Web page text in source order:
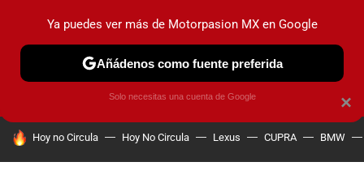
PRUEBAS INDUSTRIA HOY NO CIRCULA
HOY SE HABLA DE
Hoy no Circula Hoy No Circula Lexus CUPRA BMW
×
Ya puedes ver más de Motorpasion MX en Google
Añádenos como fuente preferida
Solo necesitas una cuenta de Google